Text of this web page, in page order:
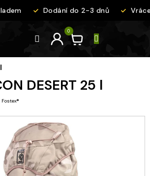
Dodání do 2-3 dnů
DESERT 25 l
Fostex®